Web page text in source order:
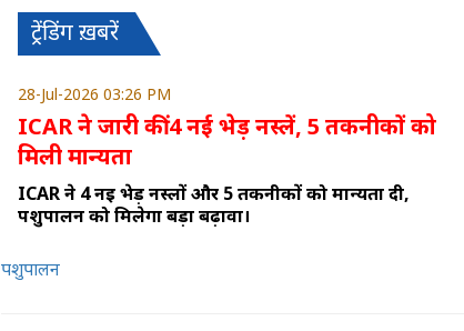
ट्रेंडिंग ख़बरें
28-Jul-2026 03:26 PM
ICAR ने जारी कीं 4 नई भेड़ नस्लें, 5 तकनीकों को
मिली मान्यता
ICAR ने 4 नई भेड़ नस्लों और 5 तकनीकों को मान्यता दी,
पशुपालन को मिलेगा बड़ा बढ़ावा।
पशुपालन